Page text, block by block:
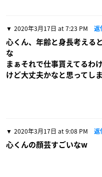
2020年3月17日 at 7:23 PM 返
心くん、年齢と身長考える
な
まぁそれで仕事貰えてるわ
けど大丈夫かなと思ってし
2020年3月17日 at 9:08 PM 返
心くんの顔芸すごいなw